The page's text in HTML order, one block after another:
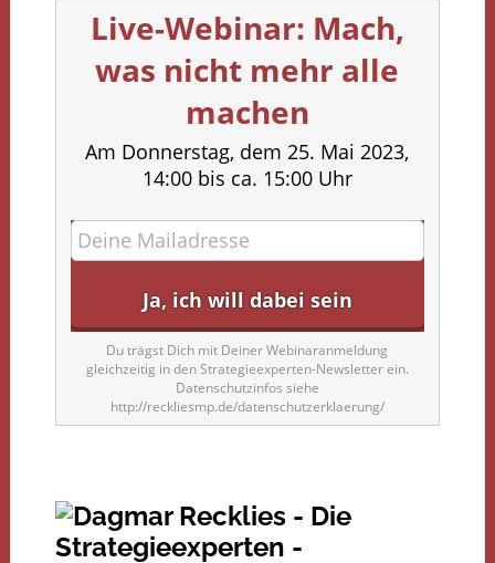
Live-Webinar: Mach,
was nicht mehr alle
machen
Am Donnerstag, dem 25. Mai 2023,
14:00 bis ca. 15:00 Uhr
Du trägst Dich mit Deiner Webinaranmeldung
gleichzeitig in den Strategieexperten-Newsletter ein.
Datenschutzinfos siehe
http://reckliesmp.de/datenschutzerklaerung/